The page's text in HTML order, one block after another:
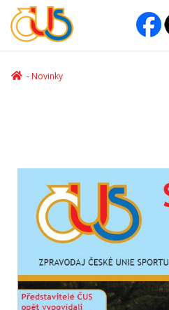
Novinky